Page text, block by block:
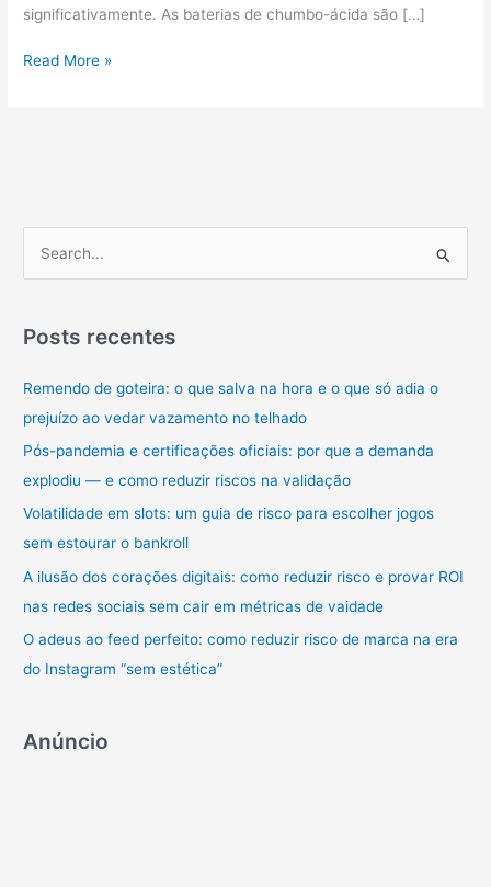
significativamente. As baterias de chumbo-ácida são […]
Bateria
XB
12AL
12v
DVR,
Stand
Seguran�a
e
Mais
Read More »
q
i
s
a
r
p
o
Posts recentes
Remendo de goteira: o que salva na hora e o que só adia o
prejuízo ao vedar vazamento no telhado
Pós-pandemia e certificações oficiais: por que a demanda
explodiu — e como reduzir riscos na validação
Volatilidade em slots: um guia de risco para escolher jogos
sem estourar o bankroll
A ilusão dos corações digitais: como reduzir risco e provar ROI
nas redes sociais sem cair em métricas de vaidade
O adeus ao feed perfeito: como reduzir risco de marca na era
do Instagram “sem estética”
Anúncio